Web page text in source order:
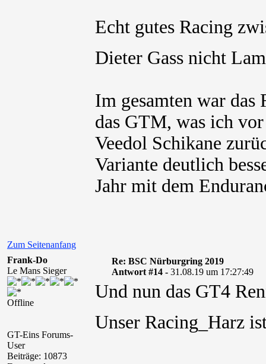
Echt gutes Racing
Dieter Gass nicht
Im gesamten war
das GTM, was ich
Veedol Schikane
Variante deutlich
Jahr mit dem
Zum Seitenanfang
Frank-Do
Le Mans Sieger
Offline
GT-Eins Forums-
User
Beiträge: 10873
Re: BSC Nürburgring 2019
Antwort #14 - 31.08.19 um 17:27:49
Und nun das GT4
Unser Racing_Harz